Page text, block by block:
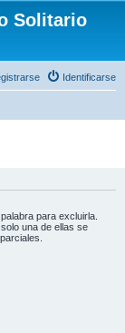
Solitario
Identificarse
para excluirla.
una de ellas se